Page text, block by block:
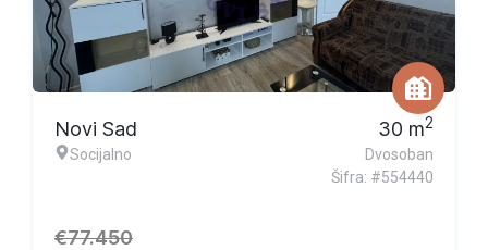
Ekskluzivna ponuda
Novi Sad
Socijalno
30 m2
Dvosoban
Šifra: #554440
€77.450